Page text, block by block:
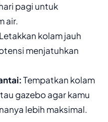
pagi untuk
air.
Letakkan kolam jauh
menjatuhkan
Tempatkan kolam
gazebo agar kamu
lebih maksimal.